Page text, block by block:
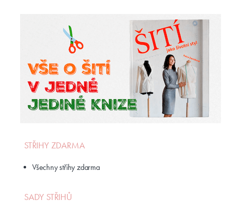
STŘIHY ZDARMA
Všechny střihy zdarma
SADY STŘIHŮ